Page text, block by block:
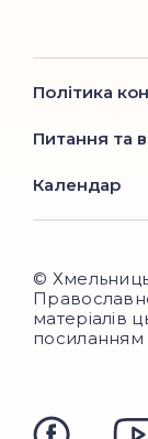
Політика
Питання та
Календар
©
матеріалів